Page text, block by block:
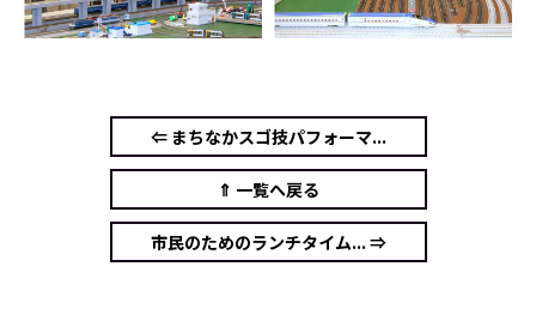
⇐ まちなかスゴ技パフォーマ...
⇑ 一覧へ戻る
市民のためのランチタイム... ⇒